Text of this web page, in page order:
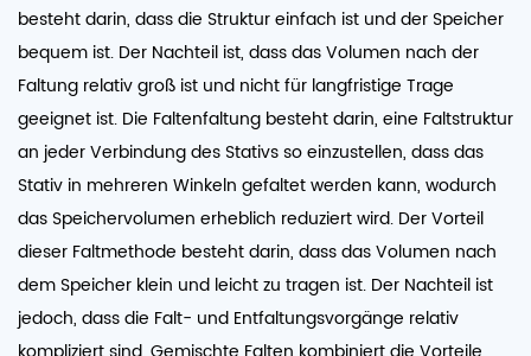
besteht darin, dass die Struktur einfach ist und der Speicher
bequem ist. Der Nachteil ist, dass das Volumen nach der
Faltung relativ groß ist und nicht für langfristige Trage
geeignet ist. Die Faltenfaltung besteht darin, eine Faltstruktur
an jeder Verbindung des Stativs so einzustellen, dass das
Stativ in mehreren Winkeln gefaltet werden kann, wodurch
das Speichervolumen erheblich reduziert wird. Der Vorteil
dieser Faltmethode besteht darin, dass das Volumen nach
dem Speicher klein und leicht zu tragen ist. Der Nachteil ist
jedoch, dass die Falt- und Entfaltungsvorgänge relativ